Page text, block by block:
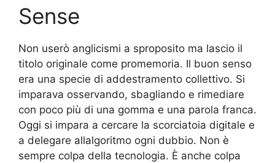
Sense
Non userò anglicismi a sproposito ma lascio il
titolo originale come promemoria. Il buon senso
era una specie di addestramento collettivo. Si
imparava osservando, sbagliando e rimediare
con poco più di una gomma e una parola franca.
Oggi si impara a cercare la scorciatoia digitale e
a delegare allalgoritmo ogni dubbio. Non è
sempre colpa della tecnologia. È anche colpa